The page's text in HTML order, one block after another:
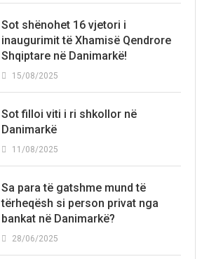
Sot shënohet 16 vjetori i
inaugurimit të Xhamisë Qendrore
Shqiptare në Danimarkë!
15/08/2025
Sot filloi viti i ri shkollor në
Danimarkë
11/08/2025
Sa para të gatshme mund të
tërheqësh si person privat nga
bankat në Danimarkë?
28/06/2025